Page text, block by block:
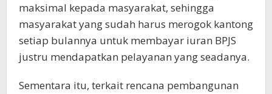
maksimal kepada masyarakat, sehingga
masyarakat yang sudah harus merogok kantong
setiap bulannya untuk membayar iuran BPJS
justru mendapatkan pelayanan yang seadanya.
Sementara itu, terkait rencana pembangunan